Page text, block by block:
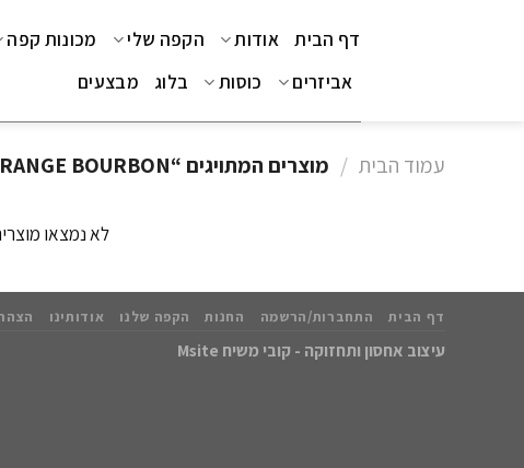
דף הבית אודות הקפה שלי
מכונות קפה
אביזרים
כוסות בלוג מבצעים
עמוד הבית / מוצרים המתויגים “ORANGE BOURBON”
לא נמצאו
דף הבית התחברות/הרשמה החנות הקפה שלנו אודותינו
עיצוב אחסון ותחזוקה - קובי משיח Msite